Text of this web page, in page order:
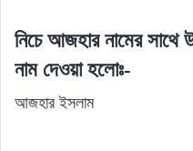
নিচেআজহার নামের সাথে
নাম দেওয়া হলোঃ-
আজহার ইসলাম